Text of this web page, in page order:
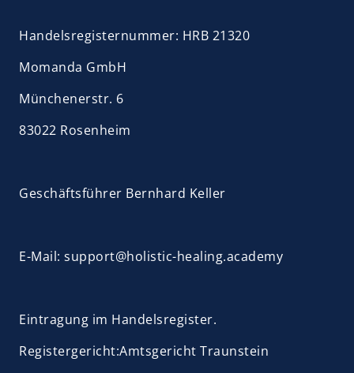
Handelsregisternummer: HRB 21320
Momanda GmbH
Münchenerstr. 6
83022 Rosenheim
Geschäftsführer Bernhard Keller
E-Mail: support@holistic-healing.academy
Eintragung im Handelsregister.
Registergericht:Amtsgericht Traunstein